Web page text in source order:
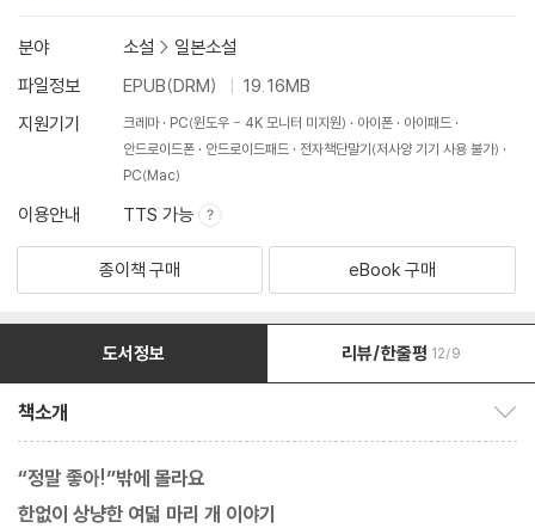
분야 소설 > 일본소설
파일정보
EPUB(DRM)
19.16MB
지원기기
크레마 PC(윈도우 - 4K 모니터 미지원) 아이폰
아이패드
안드로이드폰
안드로이드패드
전자책단말기(저사양 기기 사용 불가)
PC(Mac)
이용안내 TTS 가능
종이책 구매 eBook 구매
도서정보 리뷰/한줄평 12/9
책소개
“정말 좋아!”밖에 몰라요
한없이 상냥한 여덟 마리 개 이야기